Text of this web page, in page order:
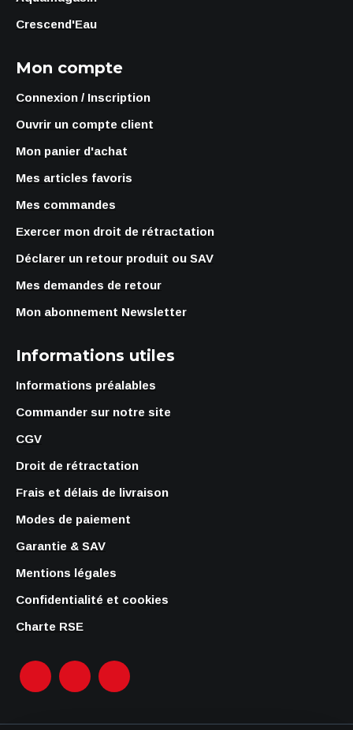
Crescend'Eau
Mon compte
Connexion / Inscription
Ouvrir un compte client
Mon panier d'achat
Mes articles favoris
Mes commandes
Exercer mon droit de rétractation
Déclarer un retour produit ou SAV
Mes demandes de retour
Mon abonnement Newsletter
Informations utiles
Informations préalables
Commander sur notre site
CGV
Droit de rétractation
Frais et délais de livraison
Modes de paiement
Garantie & SAV
Mentions légales
Confidentialité et cookies
Charte RSE